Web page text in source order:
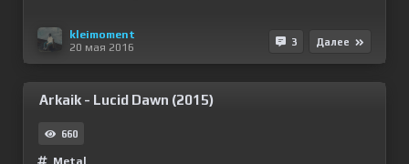
kleimoment
20 мая 2016
3 Далее
Arkaik - Lucid Dawn (2015)
660
Metal